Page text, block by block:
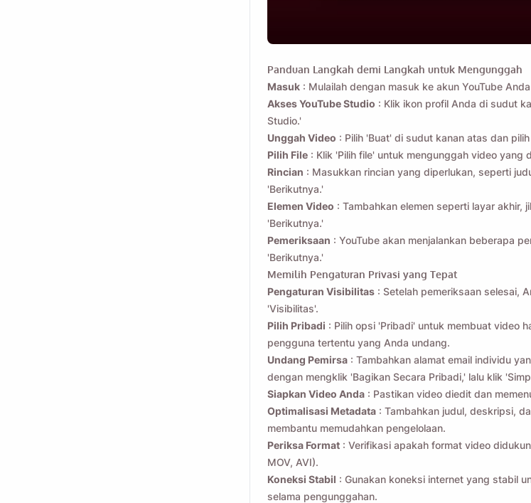
Panduan Langkah demi Langkah untuk Mengunggah
Masuk : Mulailah dengan masuk ke akun YouTube
Akses YouTube Studio : Klik ikon profil Anda di sudut
Studio.'
Unggah Video : Pilih 'Buat' di sudut kanan atas dan
Pilih File : Klik 'Pilih file' untuk mengunggah video yang
Rincian : Masukkan rincian yang diperlukan, seperti
'Berikutnya.'
Elemen Video : Tambahkan elemen seperti layar akhir,
'Berikutnya.'
Pemeriksaan : YouTube akan menjalankan beberapa
'Berikutnya.'
Memilih Pengaturan Privasi yang Tepat
Pengaturan Visibilitas : Setelah pemeriksaan selesai,
'Visibilitas'.
Pilih Pribadi : Pilih opsi 'Pribadi' untuk membuat video
pengguna tertentu yang Anda undang.
Undang Pemirsa : Tambahkan alamat email individu
dengan mengklik 'Bagikan Secara Pribadi,' lalu klik
Siapkan Video Anda : Pastikan video diedit dan
Optimalisasi Metadata : Tambahkan judul, deskripsi,
membantu memudahkan pengelolaan.
Periksa Format : Verifikasi apakah format video
MOV, AVI).
Koneksi Stabil : Gunakan koneksi internet yang stabil
selama pengunggahan.
Ingatkan
Kirimi diri Anda pengingat untuk mengunduh
MacOS atau PC
Dengan mencentang opsi ini, Anda menyetujuiKebijakan Privasi
Mengirim